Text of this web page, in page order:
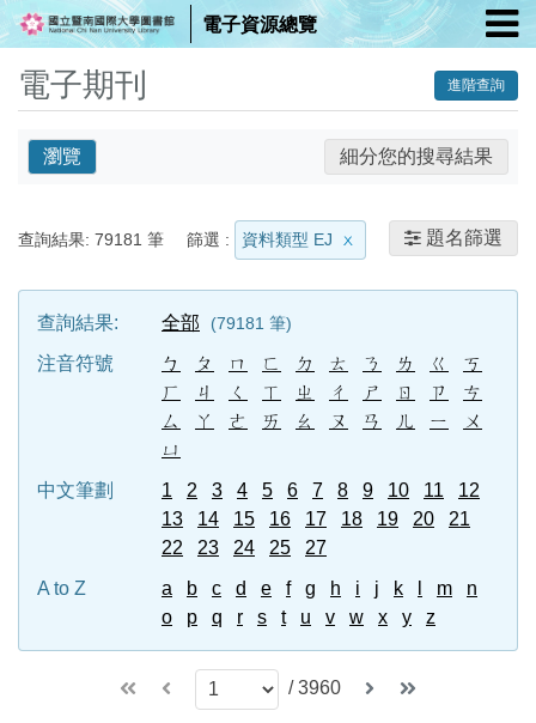
電子資源總覽
電子期刊 進階查詢
瀏覽 細分您的搜尋結果
題名篩選
查詢結果: 79181 筆 篩選 : 資料類型 EJ
查詢結果: 全部 79181 筆
注音符號 ㄅ ㄆ ㄇ ㄈ ㄉ ㄊ ㄋ ㄌ ㄍ
ㄎ
ㄏ
ㄐ ㄑ ㄒ ㄓ ㄔ ㄕ ㄖ ㄗ
ㄘ
ㄙ
ㄚ ㄜ ㄞ ㄠ ㄡ ㄢ ㄦ ㄧ
ㄨ
ㄩ
中文筆劃
1 2 3 4 5 6 7 8 9 10 11
12
13
14 15 16 17 18 19 20
21
22
23 24 25
27
A to Z
a b c d e f g h i j k m
n
o
p q r s t u v w x y z
/ 3960